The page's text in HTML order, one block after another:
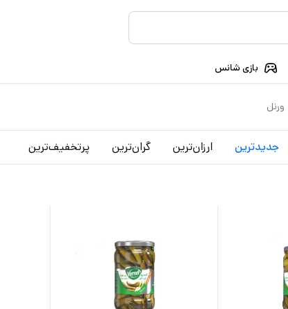
بازی شانس
ورنل
جدید‌ترین ارزان‌ترین گران‌ترین پرتخفیف‌ترین